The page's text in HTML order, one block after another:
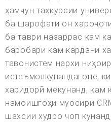
ҳамчун таҳкурсии
ба шарофати он
ба таври назаррас кам
баробари кам кардани
тавонистем нархи
истеъмолкунандагоне,
харидорӣ мекунанд, кам
намоишгоҳи муосири
шахсии худро чоп